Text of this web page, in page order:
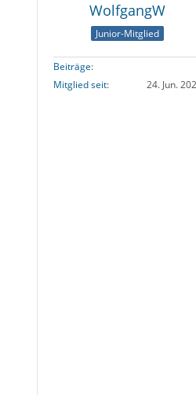
WolfgangW
Junior-Mitglied
Beiträge
Mitglied seit
24. Jun.